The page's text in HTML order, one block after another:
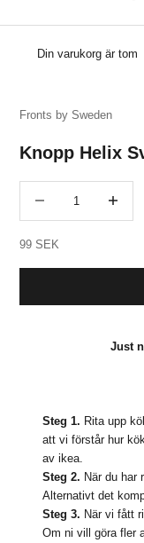
Din varukorg är tom
Fronts by Sweden
Knopp Helix
REA-pris
99 SEK
Just
Steg 1. Rita upp
att vi förstår hur
av ikea.
Steg 2. När du har
Alternativt det
Steg 3. När vi fått
Om ni vill göra fler